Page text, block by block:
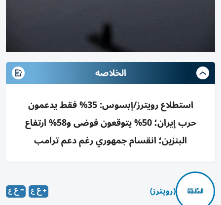
الخلاصه
استطلاع رويترز/إبسوس: 35% فقط يدعمون
حرب إيران؛ 50% يتوقعون فوضى و58% ارتفاع
البنزين؛ انقسام جمهوري رغم دعم ترامب
(رويترز)